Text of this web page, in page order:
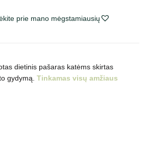
prie mano mėgstamiausių
dietinis pašaras katėms skirtas
gydymą. Tinkamas visų amžiaus